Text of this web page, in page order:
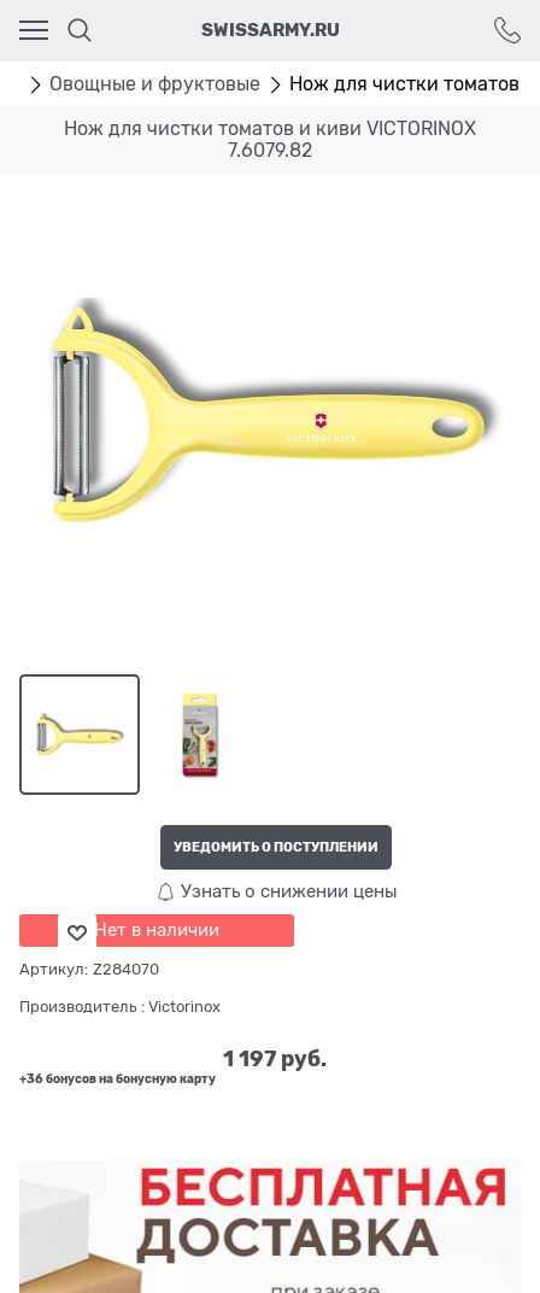
SWISSARMY.RU
Овощные и фруктовые Нож для чистки томатов и
Нож для чистки томатов и киви VICTORINOX
7.6079.82
УВЕДОМИТЬ О ПОСТУПЛЕНИИ
Узнать о снижении цены
Нет в наличии
Артикул: Z284070
Производитель : Victorinox
1 197 руб.
+36 бонусов на бонусную карту
Ваш город - Москва,
угадали?
ДА НЕТ